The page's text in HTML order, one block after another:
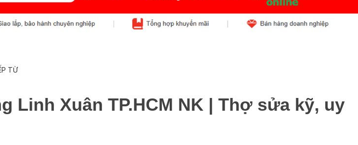
TỪ
Linh Xuân TP.HCM NK | Thợ sửa kỹ, uy